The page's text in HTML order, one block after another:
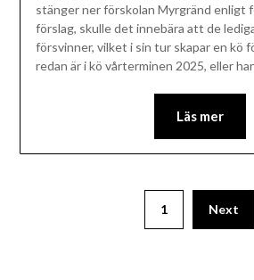
stänger ner förskolan Myrgränd enligt
förslag, skulle det innebära att de
försvinner, vilket i sin tur skapar en kö
redan är i kö vårterminen 2025, eller
Läs mer
1 Next